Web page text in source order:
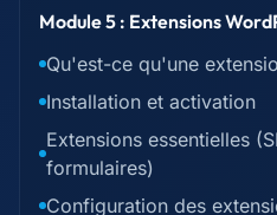
Module 5 : Extensions
Qu'est-ce qu'une
Installation et activation
Extensions essentielles
formulaires)
Configuration des